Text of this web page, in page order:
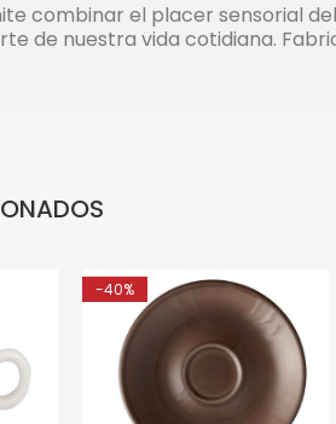
combinar el placer sensorial
de nuestra vida cotidiana.
-40%